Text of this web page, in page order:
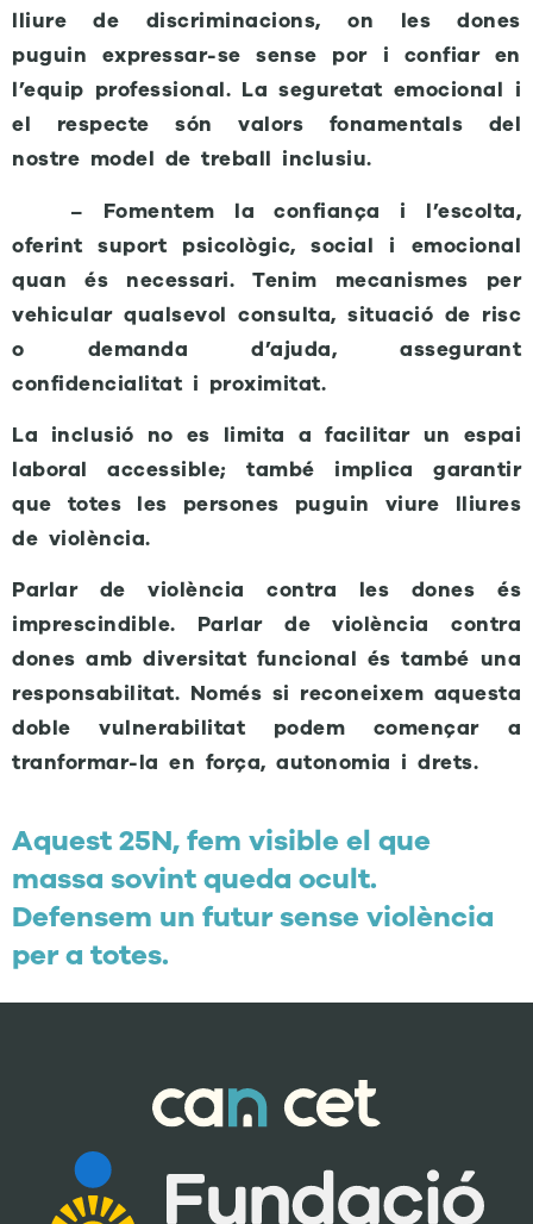
lliure de discriminacions, on les dones
puguin expressar-se sense por i confiar en
l’equip professional. La seguretat emocional i
el respecte són valors fonamentals del
nostre model de treball inclusiu.
– Fomentem la confiança i l’escolta,
oferint suport psicològic, social i emocional
quan és necessari. Tenim mecanismes per
vehicular qualsevol consulta, situació de risc
o demanda d’ajuda, assegurant
confidencialitat i proximitat.
La inclusió no es limita a facilitar un espai
laboral accessible; també implica garantir
que totes les persones puguin viure lliures
de violència.
Parlar de violència contra les dones és
imprescindible. Parlar de violència contra
dones amb diversitat funcional és també una
responsabilitat. Només si reconeixem aquesta
doble vulnerabilitat podem començar a
tranformar-la en força, autonomia i drets.
Aquest 25N, fem visible el que
massa sovint queda ocult.
Defensem un futur sense violència
per a totes.